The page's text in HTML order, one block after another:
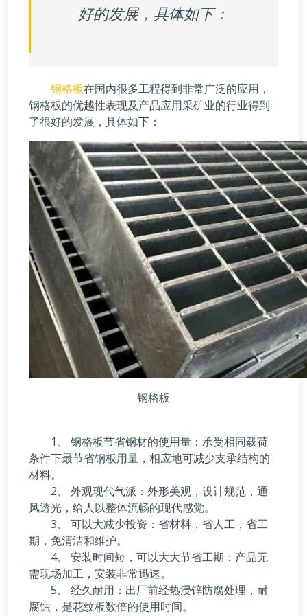
好的发展，具体如下：
钢格板在国内很多工程得到非常广泛的应用，
钢格板的优越性表现及产品应用采矿业的行业得到
了很好的发展，具体如下：
钢格板
1、 钢格板节省钢材的使用量：承受相同载荷
条件下最节省钢板用量，相应地可减少支承结构的
材料。
2、 外观现代气派：外形美观，设计规范，通
风透光，给人以整体流畅的现代感觉。
3、 可以大减少投资：省材料，省人工，省工
期，免清洁和维护。
4、 安装时间短，可以大大节省工期：产品无
需现场加工，安装非常迅速。
5、 经久耐用：出厂前经热浸锌防腐处理，耐
腐蚀，是花纹板数倍的使用时间。